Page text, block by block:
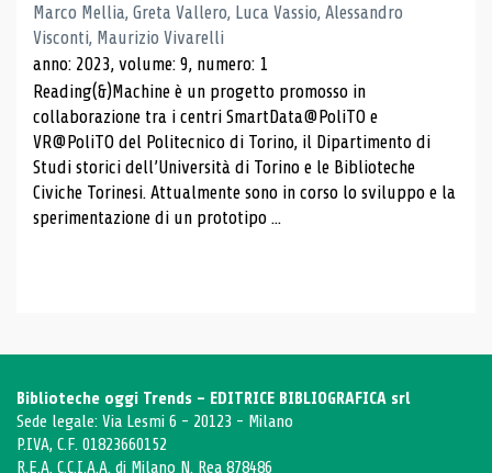
Marco Mellia, Greta Vallero, Luca Vassio, Alessandro
Visconti, Maurizio Vivarelli
anno: 2023, volume: 9, numero: 1
Reading(&)Machine è un progetto promosso in
collaborazione tra i centri SmartData@PoliTO e
VR@PoliTO del Politecnico di Torino, il Dipartimento di
Studi storici dell’Università di Torino e le Biblioteche
Civiche Torinesi. Attualmente sono in corso lo sviluppo e la
sperimentazione di un prototipo ...
Biblioteche oggi Trends - EDITRICE BIBLIOGRAFICA srl
Sede legale: Via Lesmi 6 - 20123 - Milano
P.IVA, C.F. 01823660152
R.E.A. C.C.I.A.A. di Milano N. Rea 878486